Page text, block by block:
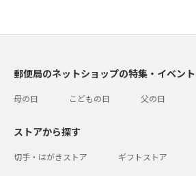
郵便局のネットショップの特集・イベント
母の日 こどもの日 父の日
ストアから探す
切手・はがきストア ギフトストア